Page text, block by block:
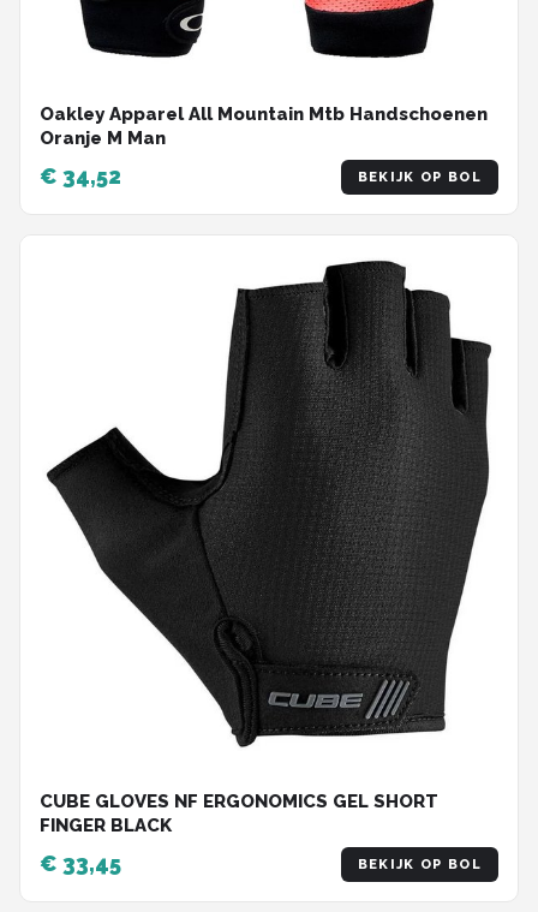
Oakley Apparel All Mountain Mtb Handschoenen
Oranje M Man
€ 34,52 BEKIJK OP BOL
CUBE GLOVES NF ERGONOMICS GEL SHORT
FINGER BLACK
€ 33,45 BEKIJK OP BOL